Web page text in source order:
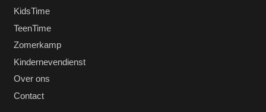
KidsTime
TeenTime
Zomerkamp
Kindernevendienst
Over ons
Contact